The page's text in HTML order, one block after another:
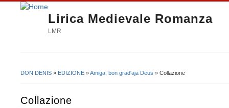
Lirica Medievale Romanza
LMR
DON DENIS » EDIZIONE »Amiga, bon grad'aja Deus » Collazione
Collazione